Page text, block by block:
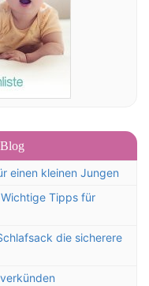
einen kleinen Jungen
Tipps für
die sicherere